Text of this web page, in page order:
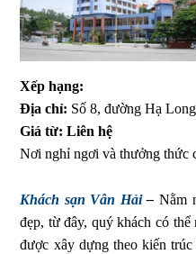
Xếp hạng:
Địa chỉ: Số 8, đường Hạ
Giá từ: Liên hệ
Nơi nghỉ ngơi và thưởng thức
Khách sạn Vân Hải– Nằm
đẹp, từ đây, quý khách có thể
được xây dựng theo kiến